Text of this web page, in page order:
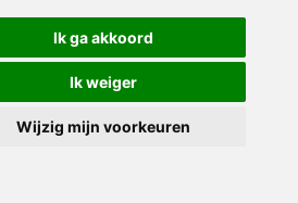
Ik ga akkoord
Ik weiger
Wijzig mijn voorkeuren
en lopende rente en
worden voldaan.
is nimmer
tot verrekening van het
Gebruiker verschuldigde.
de hoogte van een